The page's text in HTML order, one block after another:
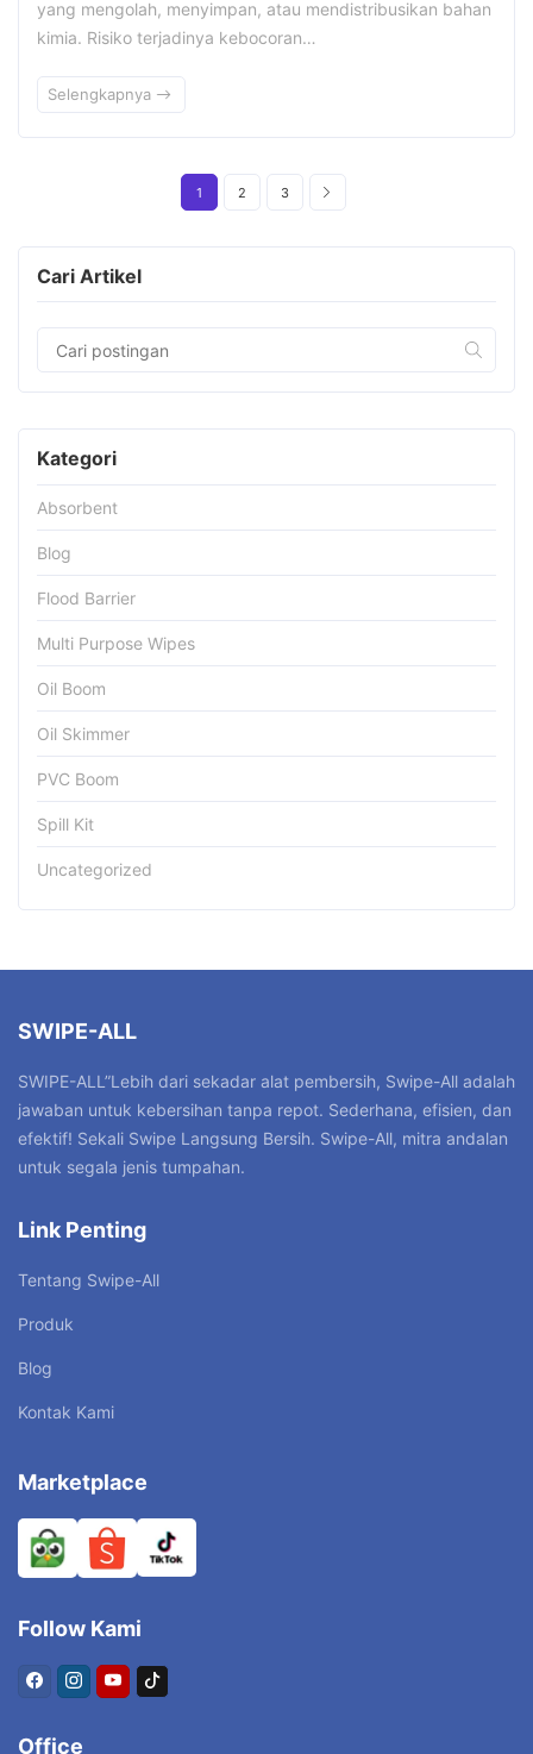
yang mengolah, menyimpan, atau mendistribusikan bahan
kimia. Risiko terjadinya kebocoran…
Selengkapnya
1 2 3
Cari Artikel
Kategori
Absorbent
Blog
Flood Barrier
Multi Purpose Wipes
Oil Boom
Oil Skimmer
PVC Boom
Spill Kit
Uncategorized
SWIPE-ALL
SWIPE-ALL”Lebih dari sekadar alat pembersih, Swipe-All adalah
jawaban untuk kebersihan tanpa repot. Sederhana, efisien, dan
efektif! Sekali Swipe Langsung Bersih. Swipe-All, mitra andalan
untuk segala jenis tumpahan.
Link Penting
Tentang Swipe-All
Produk
Blog
Kontak Kami
Marketplace
Follow Kami
Office